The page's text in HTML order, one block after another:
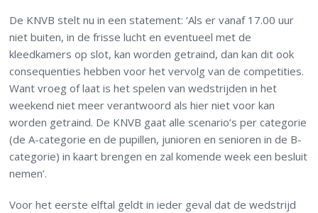
De KNVB stelt nu in een statement: ‘Als er vanaf 17.00 uur
niet buiten, in de frisse lucht en eventueel met de
kleedkamers op slot, kan worden getraind, dan kan dit ook
consequenties hebben voor het vervolg van de competities.
Want vroeg of laat is het spelen van wedstrijden in het
weekend niet meer verantwoord als hier niet voor kan
worden getraind. De KNVB gaat alle scenario’s per categorie
(de A-categorie en de pupillen, junioren en senioren in de B-
categorie) in kaart brengen en zal komende week een besluit
nemen’.
Voor het eerste elftal geldt in ieder geval dat de wedstrijd